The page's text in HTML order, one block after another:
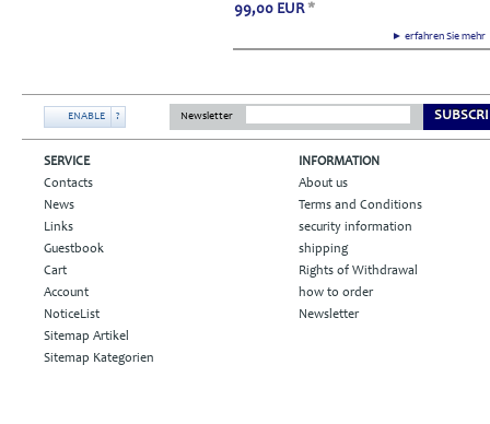
► erfahren Sie
99,00 EUR *
ENABLE ? Newsletter
SERVICE
Contacts
News
Links
Guestbook
Cart
Account
NoticeList
Sitemap Artikel
Sitemap Kategorien
INFORMATION
About us
Terms and Conditions
security information
shipping
Rights of Withdrawal
how to order
Newsletter